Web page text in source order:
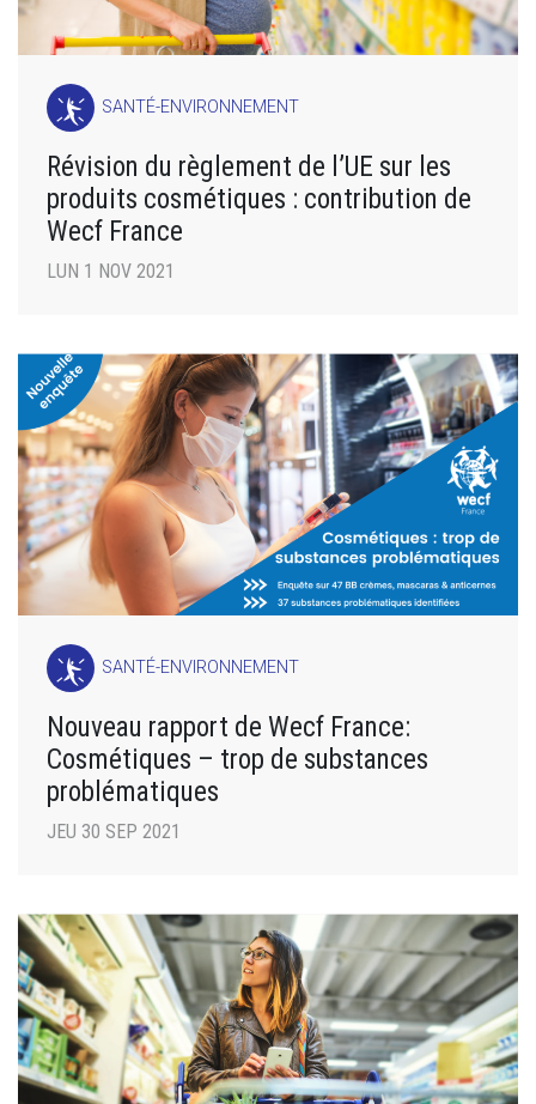
SANTÉ-ENVIRONNEMENT
Révision du règlement de l’UE sur les
produits cosmétiques : contribution de
Wecf France
LUN 1 NOV 2021
SANTÉ-ENVIRONNEMENT
Nouveau rapport de Wecf France:
Cosmétiques – trop de substances
problématiques
JEU 30 SEP 2021